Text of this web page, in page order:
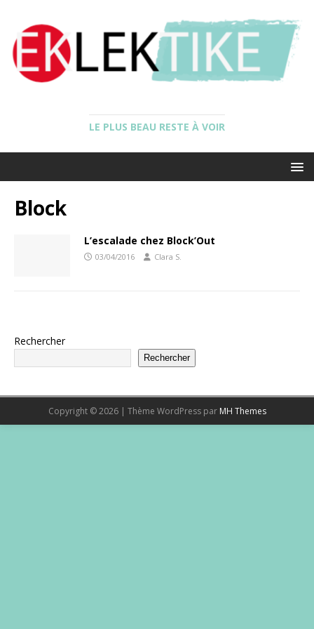
LE PLUS BEAU RESTE À VOIR
Block
L’escalade chez Block’Out
03/04/2016 Clara S.
Rechercher
Rechercher
Copyright © 2026 | Thème WordPress par MH Themes